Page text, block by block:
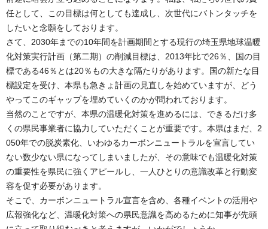
任として、この目標は何としても達成し、次世代にバトンタッチを
したいと念願をしております。
さて、2030年までの10年間を計画期間とする現行の埼玉県地球温暖
化対策実行計画（第二期）の削減目標は、2013年比で26％、国の目
標である46％とは20％もの大きな隔たりがあります。国の新たな目
標設定を受け、本県も急きょ計画の見直しを始めていますが、どう
やってこのギャップを埋めていくのかが問われております。
当然のことですが、本県の温暖化対策を進めるには、できるだけ多
くの県民事業者に協力していただくことが重要です。本県はまだ、2
050年での脱炭素化、いわゆるカーボンニュートラルを宣言してい
ない数少ない県になってしまいましたが、その意味でも温暖化対策
の重要性を県民に強くアピールし、一人ひとりの意識改革と行動変
容を促す必要があります。
そこで、カーボンニュートラル宣言を含め、各種イベントの活用や
広報強化など、温暖化対策への県民意識を高めるために知事が先頭